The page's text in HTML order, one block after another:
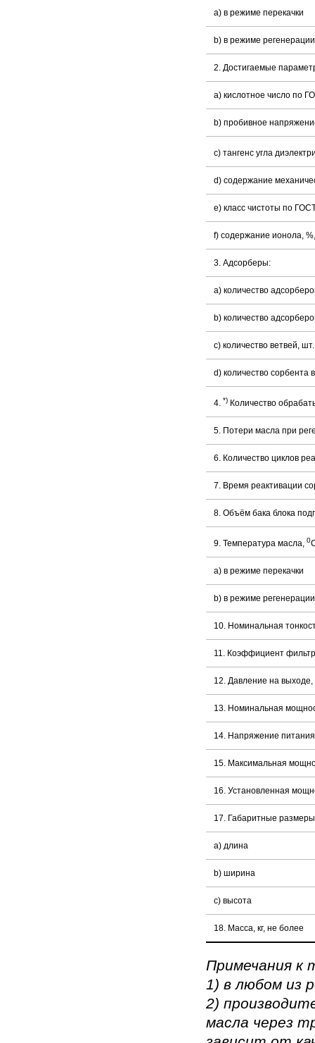
a) в режиме перекачки
b) в режиме регенерации
2. Достигаемые
a) кислотное число по
b) пробивное
c) тангенс угла
d) содержание
e) класс чистоты по
f) содержание ионола,
3. Адсорберы:
a) количество
b) количество
c) количество ветвей, шт.
d) количество сорбента
4. *) Количество
5. Потери масла при
6. Количество циклов
7. Время реактивации
8. Объём бака блока
9. Температура масла, 0
a) в режиме перекачки
b) в режиме регенерации
10. Номинальная
11. Коэффициент
12. Давление на
13. Номинальная
14. Напряжение
15. Максимальная
16. Установленная
17. Габаритные
a) длина
b) ширина
c) высота
18. Масса, кг, не более
Примечания к
1) в любом из
2)
масла через